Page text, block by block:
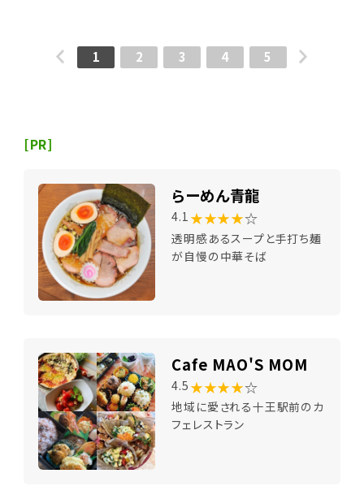
1 2 3 4 5
[PR]
らーめん青龍
4.1 ★★★★☆
透明感あるスープと手打ち麺
が自慢の中華そば
Cafe MAO'S MOM
4.5 ★★★★☆
地域に愛される十王駅前のカ
フェレストラン